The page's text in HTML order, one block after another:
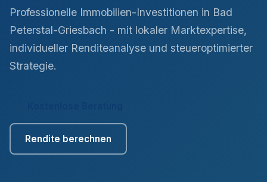
Professionelle Immobilien-Investitionen in Bad
Peterstal-Griesbach - mit lokaler Marktexpertise,
individueller Renditeanalyse und steueroptimierter
Strategie.
Rendite berechnen